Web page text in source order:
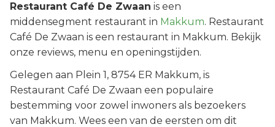
Restaurant Café De Zwaan is een
middensegment restaurant in Makkum. Restaurant
Café De Zwaan is een restaurant in Makkum. Bekijk
onze reviews, menu en openingstijden.
Gelegen aan Plein 1, 8754 ER Makkum, is
Restaurant Café De Zwaan een populaire
bestemming voor zowel inwoners als bezoekers
van Makkum. Wees een van de eersten om dit